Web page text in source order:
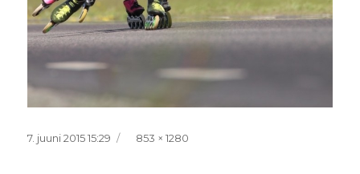
Postitatud
7. juuni 2015 15:29 Täissuurus
853 × 1280